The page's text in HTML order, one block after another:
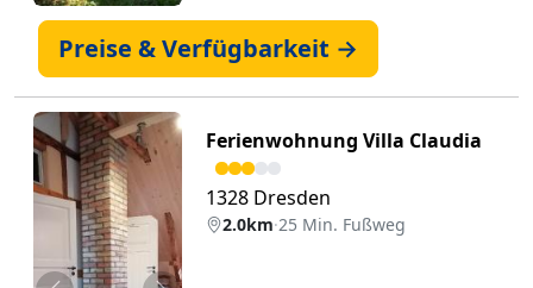
Preise & Verfügbarkeit →
Ferienwohnung Villa Claudia
1328 Dresden
2.0km·25 Min. Fußweg